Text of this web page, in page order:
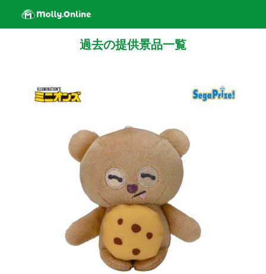
過去の提供景品一覧